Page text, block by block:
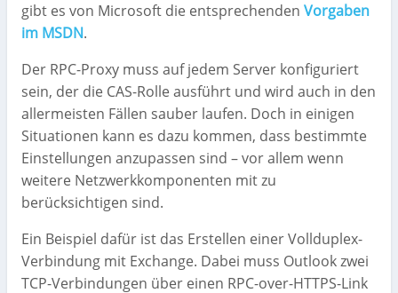
gibt es von Microsoft die entsprechenden Vorgaben
im MSDN.
Der RPC-Proxy muss auf jedem Server konfiguriert
sein, der die CAS-Rolle ausführt und wird auch in den
allermeisten Fällen sauber laufen. Doch in einigen
Situationen kann es dazu kommen, dass bestimmte
Einstellungen anzupassen sind – vor allem wenn
weitere Netzwerkkomponenten mit zu
berücksichtigen sind.
Ein Beispiel dafür ist das Erstellen einer Vollduplex-
Verbindung mit Exchange. Dabei muss Outlook zwei
TCP-Verbindungen über einen RPC-over-HTTPS-Link